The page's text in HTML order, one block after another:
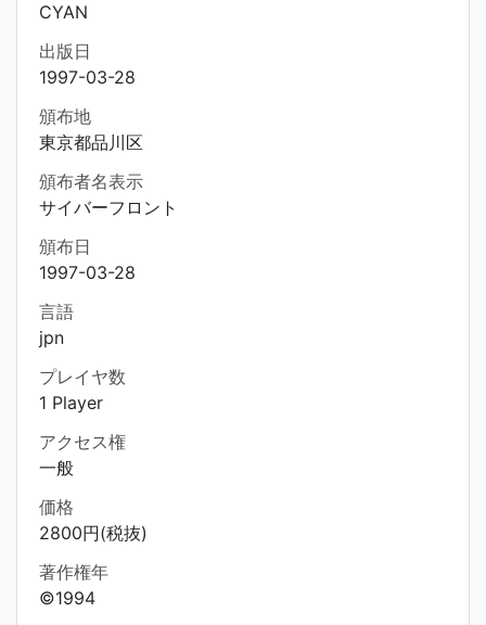
CYAN
出版日
1997-03-28
頒布地
東京都品川区
頒布者名表示
サイバーフロント
頒布日
1997-03-28
言語
jpn
プレイヤ数
1 Player
アクセス権
一般
価格
2800円(税抜)
著作権年
©1994